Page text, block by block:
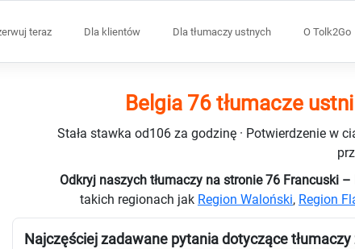
teraz Dla klientów Dla tłumaczy ustnych O Tolk2Go
Belgia 76 tłumacze
Stała stawka od106 za godzinę · Potwierdzenie w
Odkryj naszych tłumaczy na stronie 76 Francuski
takich regionach jak Region Waloński, Region
Najczęściej zadawane pytania dotyczące